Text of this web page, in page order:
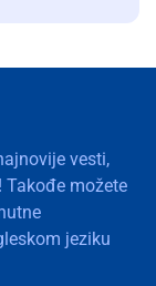
vesti,
možete
jeziku